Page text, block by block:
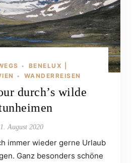
•
BENELUX |
• WANDERREISEN
durch’s wilde
August 2020
immer wieder gerne Urlaub
Ganz besonders schöne